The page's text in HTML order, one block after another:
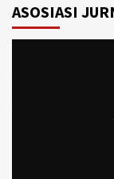
ASOSIASI